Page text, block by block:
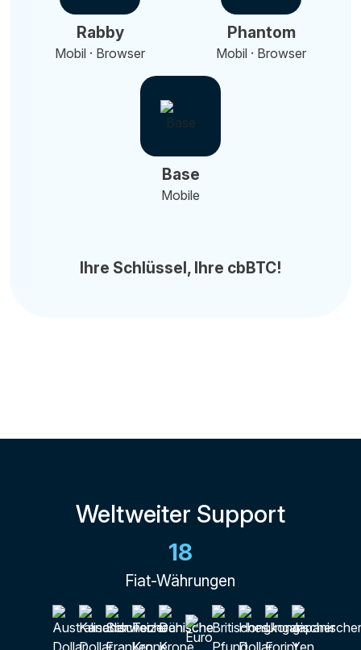
Rabby
Mobil · Browser
Phantom
Mobil · Browser
Base
Mobile
Ihre Schlüssel, Ihre cbBTC!
Weltweiter Support
18
Fiat-Währungen